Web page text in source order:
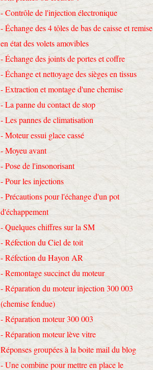
- Contrôle de l'injection électronique
- Échange des 4 tôles de bas de caisse et remise
en état des volets amovibles
- Échange des joints de portes et coffre
- Échange et nettoyage des sièges en tissus
- Extraction et montage d'une chemise
- La panne du contact de stop
- Les pannes de climatisation
- Moteur essui glace cassé
- Moyeu avant
- Pose de l'insonorisant
- Pour les injections
- Précautions pour l'échange d'un pot
d'échappement
- Quelques chiffres sur la SM
- Réfection du Ciel de toit
- Réfection du Hayon AR
- Remontage succinct du moteur
- Réparation du moteur injection 300 003
(chemise fendue)
- Réparation moteur 300 003
- Réparation moteur lève vitre
Réponses groupées à la boite mail du blog
- Une combine pour mettre en place le